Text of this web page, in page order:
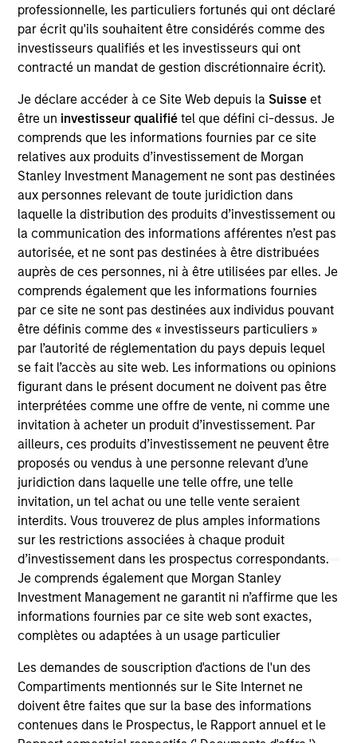
professionnelle, les particuliers fortunés qui ont déclaré
par écrit qu'ils souhaitent être considérés comme des
investisseurs qualifiés et les investisseurs qui ont
contracté un mandat de gestion discrétionnaire écrit).
Je déclare accéder à ce Site Web depuis la Suisse et
être un investisseur qualifiétel que défini ci-dessus. Je
comprends que les informations fournies par ce site
relatives aux produits d’investissement de Morgan
Stanley Investment Management ne sont pas destinées
aux personnes relevant de toute juridiction dans
laquelle la distribution des produits d’investissement ou
la communication des informations afférentes n’est pas
autorisée, et ne sont pas destinées à être distribuées
auprès de ces personnes, ni à être utilisées par elles. Je
comprends également que les informations fournies
par ce site ne sont pas destinées aux individus pouvant
être définis comme des « investisseurs particuliers »
par l’autorité de réglementation du pays depuis lequel
se fait l’accès au site web. Les informations ou opinions
figurant dans le présent document ne doivent pas être
interprétées comme une offre de vente, ni comme une
invitation à acheter un produit d’investissement. Par
ailleurs, ces produits d’investissement ne peuvent être
proposés ou vendus à une personne relevant d’une
juridiction dans laquelle une telle offre, une telle
invitation, un tel achat ou une telle vente seraient
interdits. Vous trouverez de plus amples informations
sur les restrictions associées à chaque produit
d’investissement dans les prospectus correspondants.
Je comprends également que Morgan Stanley
Investment Management ne garantit ni n’affirme que les
informations fournies par ce site web sont exactes,
complètes ou adaptées à un usage particulier
Les demandes de souscription d'actions de l'un des
Compartiments mentionnés sur le Site Internet ne
doivent être faites que sur la base des informations
contenues dans le Prospectus, le Rapport annuel et le
Transaction Type
First Institutional
Realization Date
Jan 2014
Global Custom Commerce, Inc. is the largest North
American online retailer of customized window coverings
such as blinds, shades, draperies and wallpaper.
Investment Team
Morgan Stanley Expansion Capital
As of July 25, 2025. The above is provided for informational
and educational purposes only. There is no guarantee that
the investment mentioned resulted in positive performance
(for realized holdings), or will perform well in the future (for
current holdings). The trademarks and service marks above
are the property of their respective owners. The information
on this website has not been authorized, sponsored, or
otherwise approved by such owners. By clicking on any
links shown here, you agree that you are navigating to a
third party site. We are providing these hyperlinks to you
only as a convenience and the inclusion of any hyperlink is
not and does not imply any endorsement, approval,
investigation, verification or monitoring by us of any
information contained in any hyperlinked site. In no event
shall we be responsible for the information contained on
the site or your use of such site.